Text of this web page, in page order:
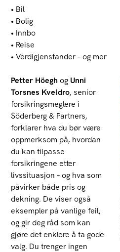
• Bil
• Bolig
• Innbo
• Reise
• Verdigjenstander – og mer
Petter Höegh og Unni
Torsnes Kveldro, senior
forsikringsmeglere i
Söderberg & Partners,
forklarer hva du bør være
oppmerksom på, hvordan
du kan tilpasse
forsikringene etter
livssituasjon – og hva som
påvirker både pris og
dekning. De viser også
eksempler på vanlige feil,
og gir deg råd som kan
gjøre det enklere å ta gode
valg. Du trenger ingen